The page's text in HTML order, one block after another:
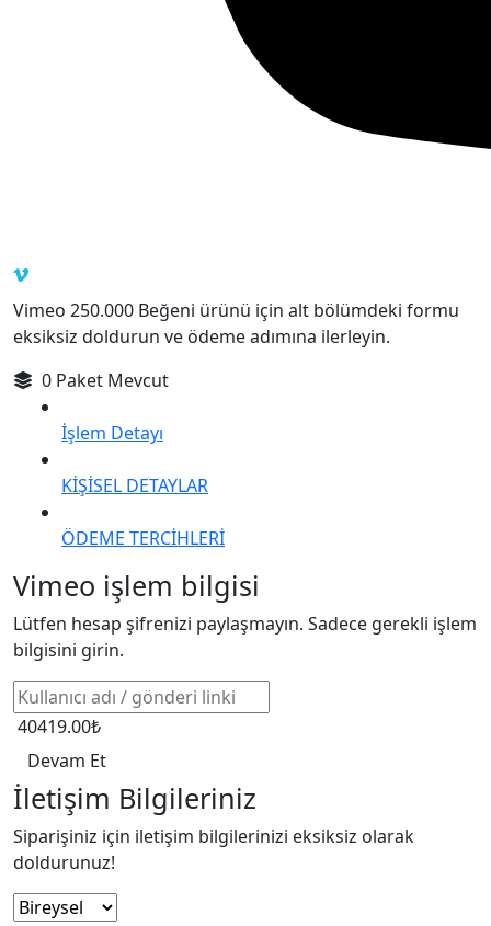
Vimeo 250.000 Beğeni ürünü için alt bölümdeki formu
eksiksiz doldurun ve ödeme adımına ilerleyin.
0 Paket Mevcut
İşlem Detayı
KİŞİSEL DETAYLAR
ÖDEME TERCİHLERİ
Vimeo işlem bilgisi
Lütfen hesap şifrenizi paylaşmayın. Sadece gerekli işlem
bilgisini girin.
40419.00₺
Devam Et
İletişim Bilgileriniz
Siparişiniz için iletişim bilgilerinizi eksiksiz olarak
doldurunuz!